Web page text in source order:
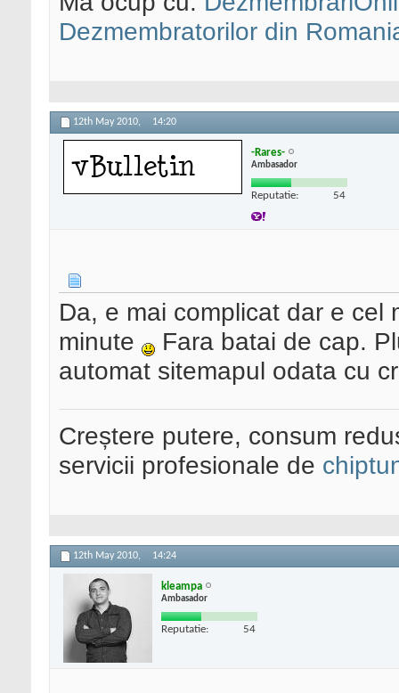
Dezmembratorilor din
12th May 2010, 14:20
-Rares-
Ambasador
Reputatie: 54
Da, e mai complicat dar e cel
minute
Fara batai de cap.
automat sitemapul odata cu
Creștere putere, consum
servicii profesionale de
12th May 2010, 14:24
kleampa
Ambasador
Reputatie: 54